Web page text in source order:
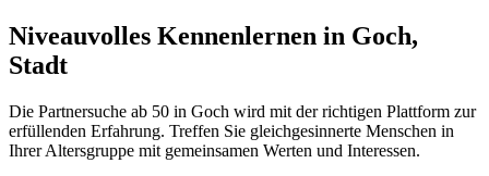
Niveauvolles Kennenlernen in Goch,
Stadt
Die Partnersuche ab 50 in Goch wird mit der richtigen Plattform zur
erfüllenden Erfahrung. Treffen Sie gleichgesinnerte Menschen in
Ihrer Altersgruppe mit gemeinsamen Werten und Interessen.